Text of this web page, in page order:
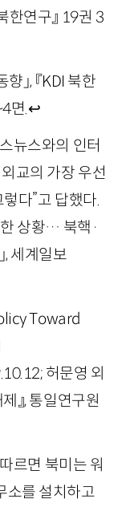
한연구』 19권 3
」, 『KDI 북한
면.↩
뉴스와의 인터
교의 가장 우선
다”고 답했다.
한 상황… 북핵·
, 세계일보
Toward
허문영 외
』, 통일연구원
르면 북미는 워
소를 설치하고